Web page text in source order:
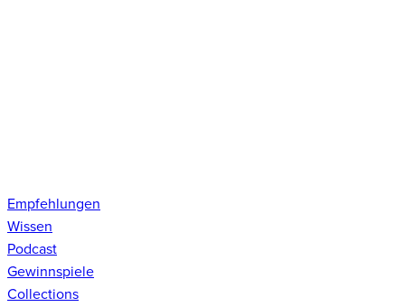
Empfehlungen
Wissen
Podcast
Gewinnspiele
Collections